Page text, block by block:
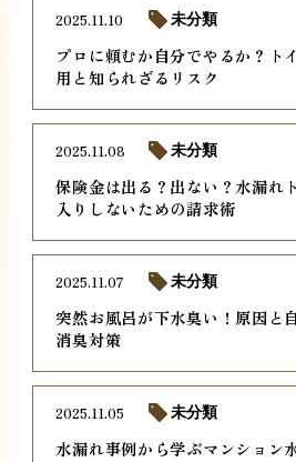
プロに頼むか自分でやるか？ト
用と知られざるリスク
2025.11.10 未分類
保険金は出る？出ない？水漏れ
入りしないための請求術
2025.11.08 未分類
突然お風呂が下水臭い！原因と
消臭対策
2025.11.07 未分類
水漏れ事例から学ぶマンション
2025.11.05 未分類